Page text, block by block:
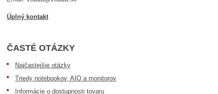
Úplný kontakt
ČASTÉ OTÁZKY
Najčastejšie otázky
Triedy notebookov, AIO a monitorov
Informácie o dostupnosti tovaru